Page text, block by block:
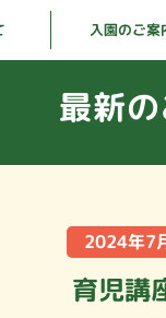
入園のご案
最新
2024年7
育児